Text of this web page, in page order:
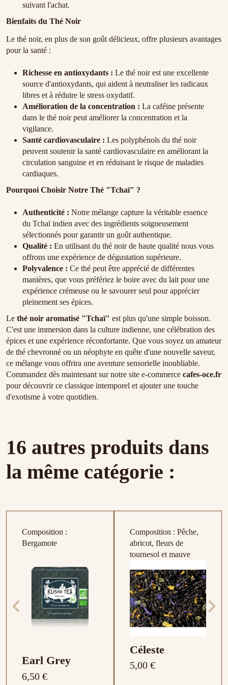
suivant l'achat.
Bienfaits du Thé Noir
Le thé noir, en plus de son goût délicieux, offre plusieurs avantages
pour la santé :
Richesse en antioxydants : Le thé noir est une excellente
source d'antioxydants, qui aident à neutraliser les radicaux
libres et à réduire le stress oxydatif.
Amélioration de la concentration : La caféine présente
dans le thé noir peut améliorer la concentration et la
vigilance.
Santé cardiovasculaire : Les polyphénols du thé noir
peuvent soutenir la santé cardiovasculaire en améliorant la
circulation sanguine et en réduisant le risque de maladies
cardiaques.
Pourquoi Choisir Notre Thé "Tchaï" ?
Authenticité : Notre mélange capture la véritable essence
du Tchaï indien avec des ingrédients soigneusement
sélectionnés pour garantir un goût authentique.
Qualité : En utilisant du thé noir de haute qualité nous vous
offrons une expérience de dégustation supérieure.
Polyvalence : Ce thé peut être apprécié de différentes
manières, que vous préfériez le boire avec du lait pour une
expérience crémeuse ou le savourer seul pour apprécier
pleinement ses épices.
Le thé noir aromatisé "Tchaï" est plus qu'une simple boisson.
C'est une immersion dans la culture indienne, une célébration des
épices et une expérience réconfortante. Que vous soyez un amateur
de thé chevronné ou un néophyte en quête d'une nouvelle saveur,
ce mélange vous offrira une aventure sensorielle inoubliable.
Commandez dès maintenant sur notre site e-commerce cafes-oce.fr
pour découvrir ce classique intemporel et ajouter une touche
d'exotisme à votre quotidien.
16 autres produits dans
la même catégorie :
Composition :
Bergamote
Earl Grey
6,50 €
Composition : Pêche,
abricot, fleurs de
tournesol et mauve
Céleste
5,00 €